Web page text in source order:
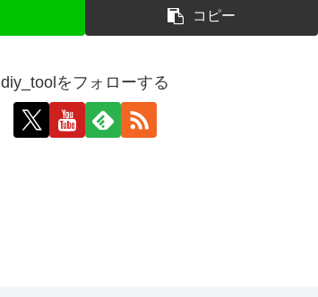
コピー
diy_toolをフォローする